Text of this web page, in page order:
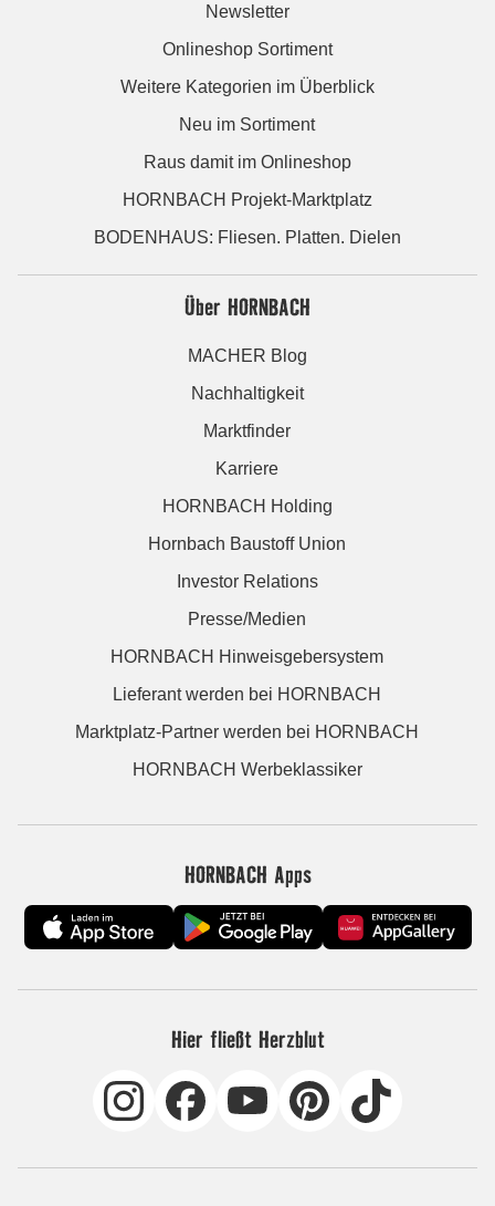
Newsletter
Onlineshop Sortiment
Weitere Kategorien im Überblick
Neu im Sortiment
Raus damit im Onlineshop
HORNBACH Projekt-Marktplatz
BODENHAUS: Fliesen. Platten. Dielen
Über HORNBACH
MACHER Blog
Nachhaltigkeit
Marktfinder
Karriere
HORNBACH Holding
Hornbach Baustoff Union
Investor Relations
Presse/Medien
HORNBACH Hinweisgebersystem
Lieferant werden bei HORNBACH
Marktplatz-Partner werden bei HORNBACH
HORNBACH Werbeklassiker
HORNBACH Apps
Hier fließt Herzblut